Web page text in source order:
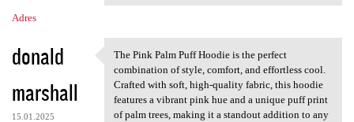
Adres
donald
marshall
15.01.2025
The Pink Palm Puff Hoodie is
The Pink Palm Puff Hoodie is the perfect
combination of style, comfort, and effortless cool.
Crafted with soft, high-quality fabric, this hoodie
features a vibrant pink hue and a unique puff print
of palm trees, making it a standout addition to any